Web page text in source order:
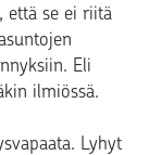
että se ei riitä
Eli
ilmiössä.
Lyhyt